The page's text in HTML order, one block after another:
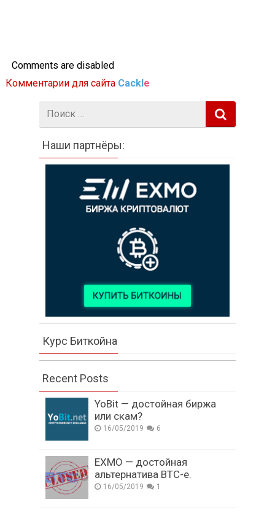
Comments are disabled
Комментарии для сайта Cackle
Поиск:
Наши партнёры:
Курс Биткойна
Recent Posts
YoBit — достойная биржа
или скам?
16/05/2019 6
EXMO — достойная
альтернатива BTC-e.
16/05/2019 1